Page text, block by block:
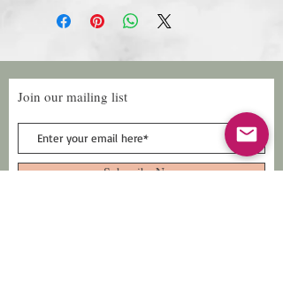
Join our mailing list
Subscribe Now